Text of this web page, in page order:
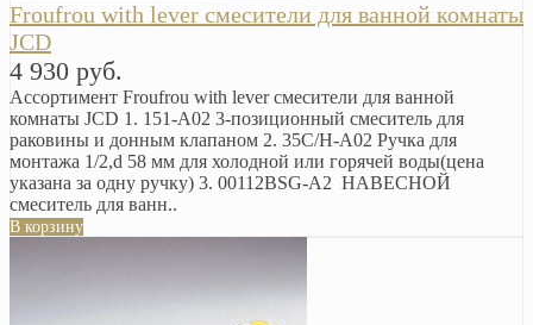
Froufrou with lever смесители для ванной комнаты
JCD
4 930 руб.
Ассортимент Froufrou with lever смесители для ванной
комнаты JCD 1. 151-A02 3-позиционный смеситель для
раковины и донным клапаном 2. 35C/H-A02 Ручка для
монтажа 1/2,d 58 мм для холодной или горячей воды(цена
указана за одну ручку) 3. 00112BSG-A2 НАВЕСНОЙ
смеситель для ванн..
В корзину